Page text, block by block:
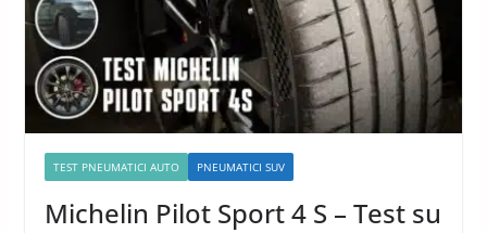
TEST PNEUMATICI AUTO PNEUMATICI SUV
Michelin Pilot Sport 4 S – Test su